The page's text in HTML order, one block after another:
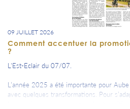
09 JUILLET 2026
Comment accentuer la
?
L'Est-Eclair du 07/07.
L’année 2025 a été importante pour
avec quelques transformations. Pour